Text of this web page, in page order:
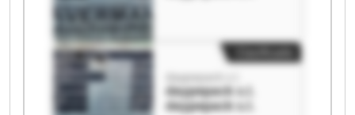
daypepack s.l.
daypepack s.l.
daypepack s.l.